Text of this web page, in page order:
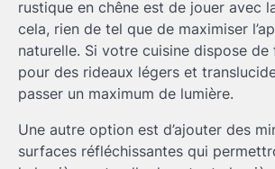
rustique en chêne est de jouer avec
cela, rien de tel que de maximiser
naturelle. Si votre cuisine dispose
pour des rideaux légers et
passer un maximum de lumière.
Une autre option est d’ajouter des
surfaces réfléchissantes qui